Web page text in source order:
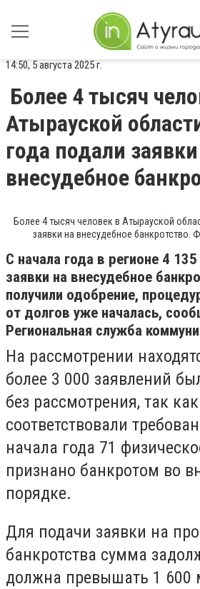
14:50, 5 августа 2025 г.
Более 4 тысяч
Атырауской
года подали
внесудебное
Более 4 тысяч человек в Атырауской
заявки на внесудебное банкротство.
С начала года в регионе 4
заявки на внесудебное
получили одобрение,
от долгов уже началась,
Региональная служба
На рассмотрении
более 3 000 заявлений
без рассмотрения, так
соответствовали
начала года 71
признано банкротом во
порядке.
Для подачи заявки на
банкротства сумма
должна превышать 1 600